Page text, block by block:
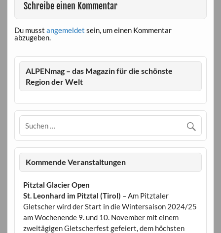
Schreibe einen Kommentar
Du musst angemeldet sein, um einen Kommentar
abzugeben.
ALPENmag – das Magazin für die schönste
Region der Welt
Kommende Veranstaltungen
Pitztal Glacier Open
St. Leonhard im Pitztal (Tirol) – Am Pitztaler
Gletscher wird der Start in die Wintersaison 2024/25
am Wochenende 9. und 10. November mit einem
zweitägigen Gletscherfest gefeiert, dem höchsten